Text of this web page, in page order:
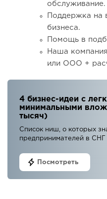
обслуживание.
Поддержка на
бизнеса.
Помощь в
Наша
или ООО +
4 бизнес-идеи с
минимальными
тысяч)
Список ниш, о которых
предпринимателей в СНГ
Посмотреть